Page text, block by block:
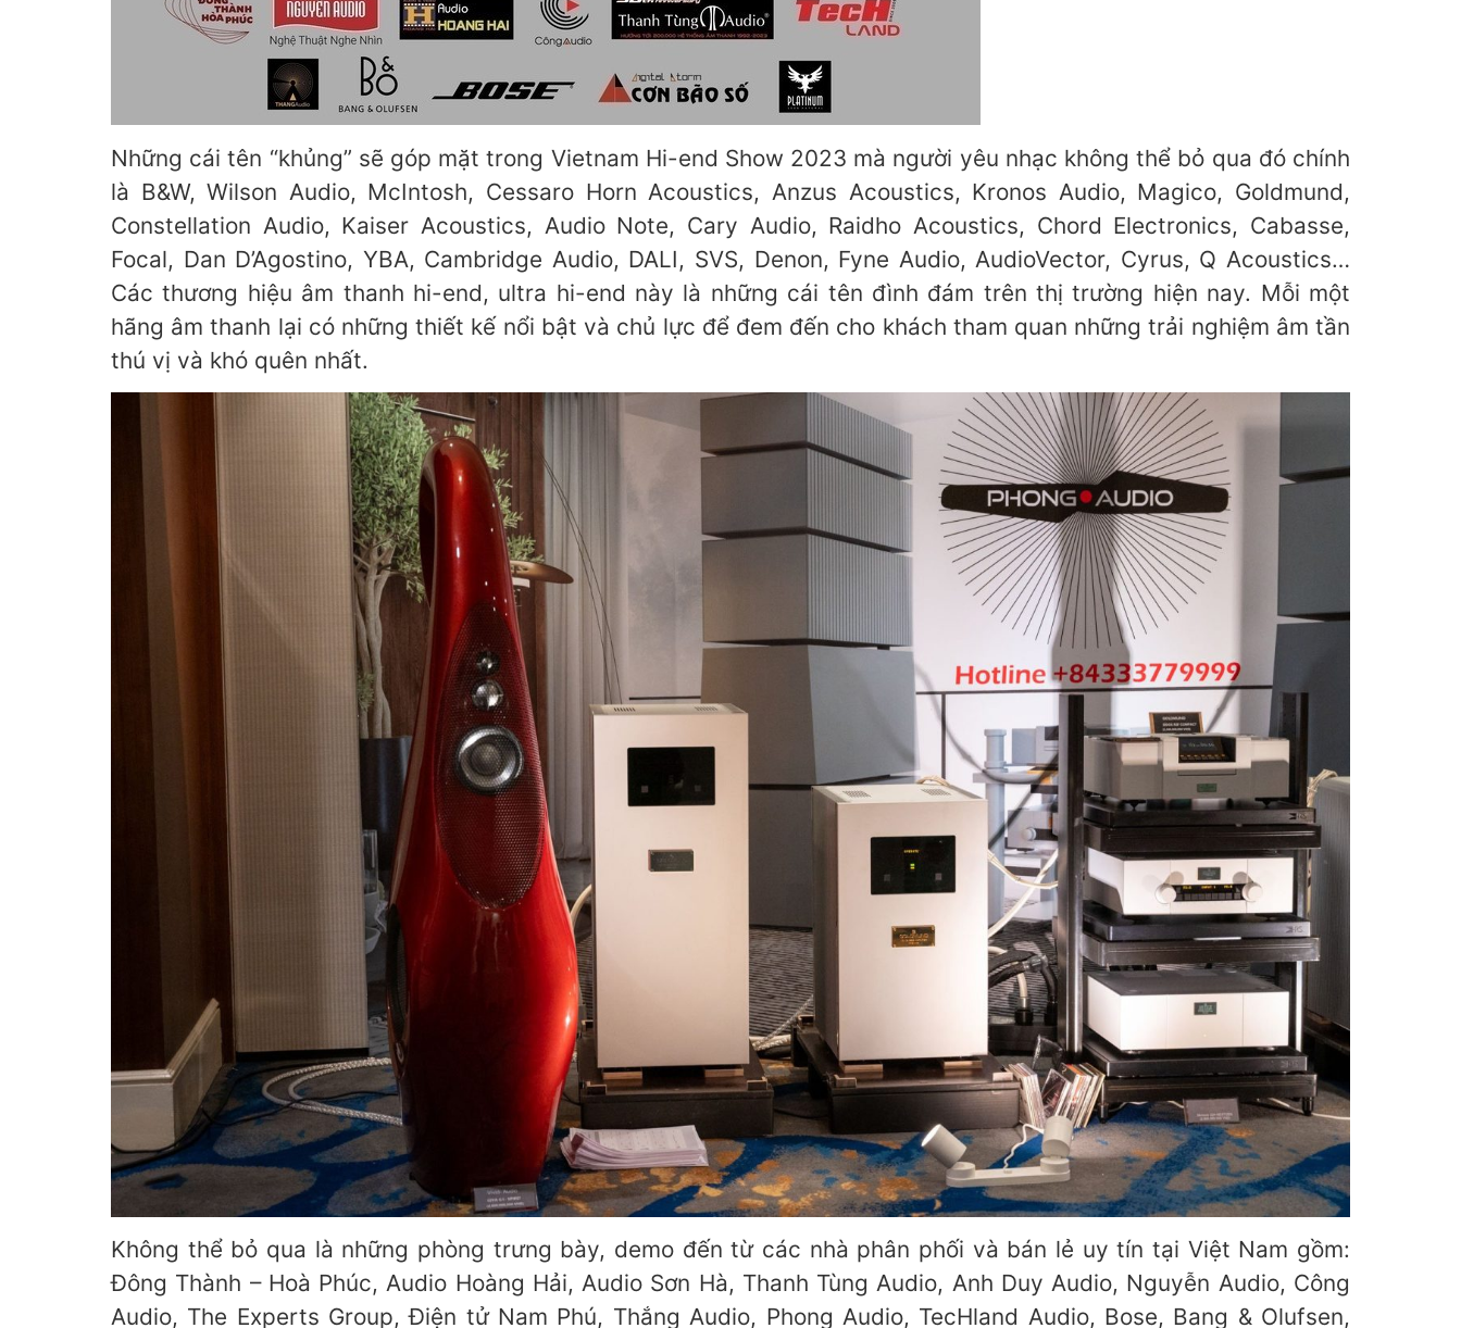
Những cái tên “khủng” sẽ góp mặt trong Vietnam Hi-end Show 2023 mà người yêu nhạc không thể bỏ qua đó chính
là B&W, Wilson Audio, McIntosh, Cessaro Horn Acoustics, Anzus Acoustics, Kronos Audio, Magico, Goldmund,
Constellation Audio, Kaiser Acoustics, Audio Note, Cary Audio, Raidho Acoustics, Chord Electronics, Cabasse,
Focal, Dan D’Agostino, YBA, Cambridge Audio, DALI, SVS, Denon, Fyne Audio, AudioVector, Cyrus, Q Acoustics…
Các thương hiệu âm thanh hi-end, ultra hi-end này là những cái tên đình đám trên thị trường hiện nay. Mỗi một
hãng âm thanh lại có những thiết kế nổi bật và chủ lực để đem đến cho khách tham quan những trải nghiệm âm tần
thú vị và khó quên nhất.
Không thể bỏ qua là những phòng trưng bày, demo đến từ các nhà phân phối và bán lẻ uy tín tại Việt Nam gồm:
Đông Thành – Hoà Phúc, Audio Hoàng Hải, Audio Sơn Hà, Thanh Tùng Audio, Anh Duy Audio, Nguyễn Audio, Công
Audio, The Experts Group, Điện tử Nam Phú, Thắng Audio, Phong Audio, TecHland Audio, Bose, Bang & Olufsen,